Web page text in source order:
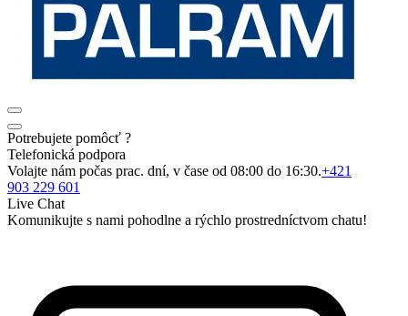
Potrebujete pomôcť ?
Telefonická podpora
Volajte nám počas prac. dní, v čase od 08:00 do 16:30.+421
903 229 601
Live Chat
Komunikujte s nami pohodlne a rýchlo prostredníctvom chatu!